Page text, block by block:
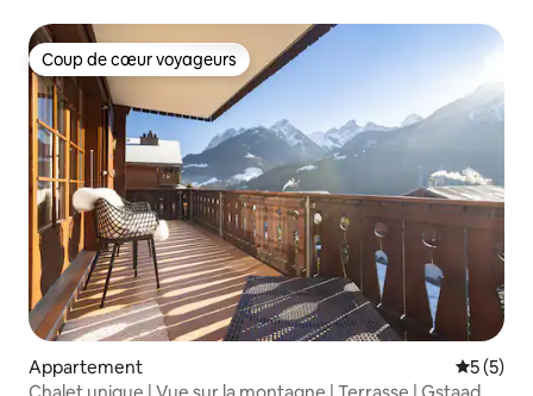
Coup de cœur voyageurs
Coup de cœur voyageurs
Appartement
5 (5)